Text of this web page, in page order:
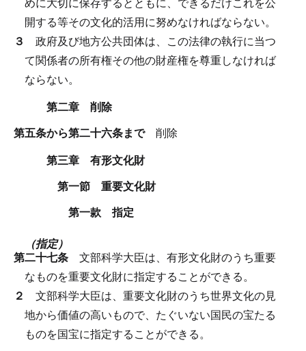
開する等その文化的活用に努めなければならない。
３ 政府及び地方公共団体は、この法律の執行に当つ
て関係者の所有権その他の財産権を尊重しなければ
ならない。
第二章 削除
第五条から第二十六条まで 削除
第三章 有形文化財
第一節 重要文化財
第一款 指定
（指定）
第二十七条 文部科学大臣は、有形文化財のうち重要
なものを重要文化財に指定することができる。
２ 文部科学大臣は、重要文化財のうち世界文化の見
地から価値の高いもので、たぐいない国民の宝たる
ものを国宝に指定することができる。